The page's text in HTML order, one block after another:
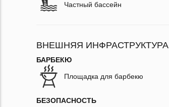
Частный бассейн
ВНЕШНЯЯ ИНФРАСТРУКТУРА
БАРБЕКЮ
Площадка для барбекю
БЕЗОПАСНОСТЬ